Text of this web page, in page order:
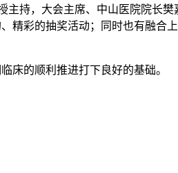
持，大会主席、中山医院院长
彩的抽奖活动；同时也有融合
床的顺利推进打下良好的基础。